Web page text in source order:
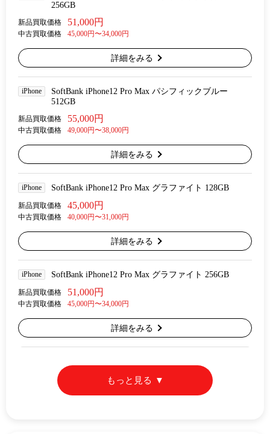
256GB
新品買取価格 51,000円
中古買取価格 45,000円〜34,000円
詳細をみる
iPhone
SoftBank iPhone12 Pro Max パシフィックブルー
512GB
新品買取価格 55,000円
中古買取価格 49,000円〜38,000円
詳細をみる
iPhone SoftBank iPhone12 Pro Max グラファイト 128GB
新品買取価格 45,000円
中古買取価格 40,000円〜31,000円
詳細をみる
iPhone SoftBank iPhone12 Pro Max グラファイト 256GB
新品買取価格 51,000円
中古買取価格 45,000円〜34,000円
詳細をみる
もっと見る